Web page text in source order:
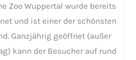
Zoo Wuppertal wurde bereits
und ist einer der schönsten
Ganzjährig geöffnet (außer
kann der Besucher auf rund